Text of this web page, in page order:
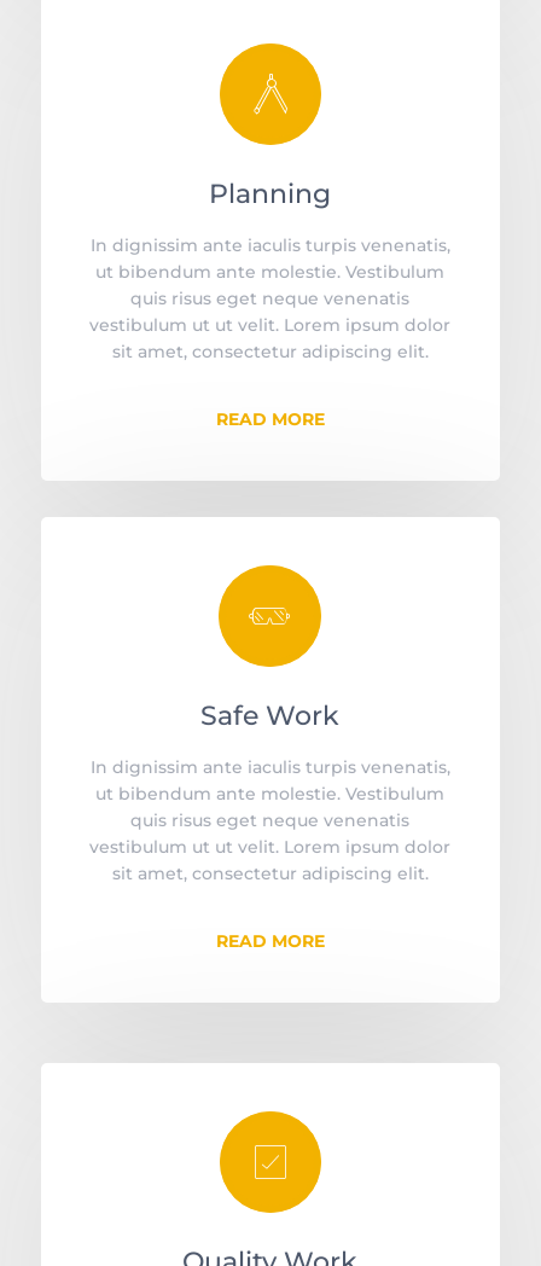
󡥪
Planning
In dignissim ante iaculis turpis venenatis,
ut bibendum ante molestie. Vestibulum
quis risus eget neque venenatis
vestibulum ut ut velit. Lorem ipsum dolor
sit amet, consectetur adipiscing elit.
READ MORE
󡥯
Safe Work
In dignissim ante iaculis turpis venenatis,
ut bibendum ante molestie. Vestibulum
quis risus eget neque venenatis
vestibulum ut ut velit. Lorem ipsum dolor
sit amet, consectetur adipiscing elit.
READ MORE
󡤎